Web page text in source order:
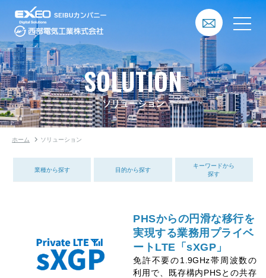
SOLUTION
ソリューション
ホーム ソリューション
業種から探す 目的から探す
キーワードから
探す
PHSからの円滑な移行を
実現する業務用プライベ
ートLTE「sXGP」
免許不要の1.9GHz帯周波数の
利用で、既存構内PHSとの共存